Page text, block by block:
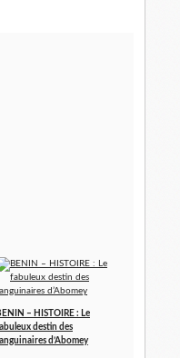
– HISTOIRE : Le
destin des
d’Abomey